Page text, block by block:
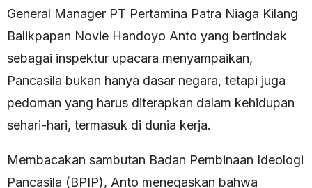
General Manager PT Pertamina Patra Niaga Kilang
Balikpapan Novie Handoyo Anto yang bertindak
sebagai inspektur upacara menyampaikan,
Pancasila bukan hanya dasar negara, tetapi juga
pedoman yang harus diterapkan dalam kehidupan
sehari-hari, termasuk di dunia kerja.
Membacakan sambutan Badan Pembinaan Ideologi
Pancasila (BPIP), Anto menegaskan bahwa